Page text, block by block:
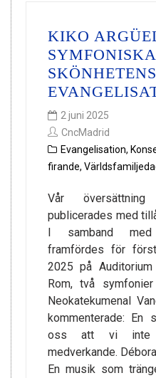
KIKO
2 juni 2025
CncMadrid
Evangelisation,
firande,
Vår
publicerades med
I samband med
framfördes för
2025 på
Rom, två
Neokatekumenal
kommenterade: En
oss att vi inte
medverkande.
En musik som